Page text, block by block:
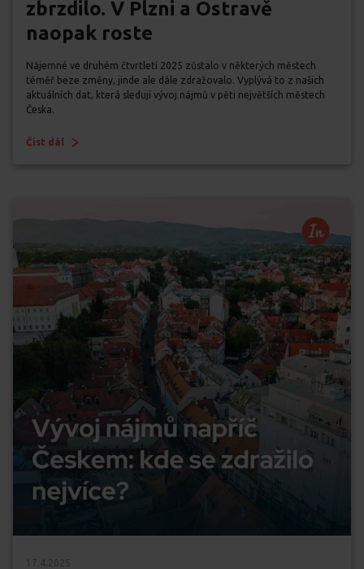
zbrzdilo. V Plzni a Ostravě
naopak roste
Nájemné ve druhém čtvrtletí 2025 zůstalo v některých městech
téměř beze změny, jinde ale dále zdražovalo. Vyplývá to z našich
aktuálních dat, která sledují vývoj nájmů v pěti největších městech
Česka.
Číst dál
17.4.2025